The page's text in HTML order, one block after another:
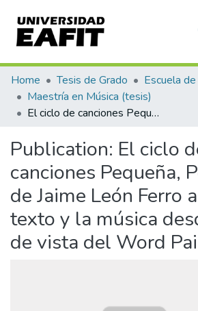
Communities & Collections
All of DSpace
Home Tesis de Grado
Maestría en Música (tesis)
El ciclo de canciones Pequeña, Pequeñita de Jaime León Ferro análisis del texto y la música desde el punto de vista del Word Painting
Publication: El ciclo
canciones Pequeña,
de Jaime León Ferro
texto y la música
de vista del Word